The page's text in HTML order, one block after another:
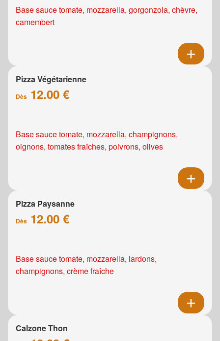
Base sauce tomate, mozzarella, gorgonzola, chèvre,
camembert
Pizza Végétarienne
Dès 12.00 €
Base sauce tomate, mozzarella, champignons,
oignons, tomates fraîches, poivrons, olives
Pizza Paysanne
Dès 12.00 €
Base sauce tomate, mozzarella, lardons,
champignons, crème fraîche
Calzone Thon